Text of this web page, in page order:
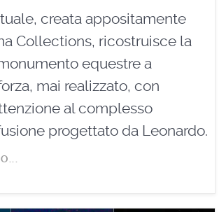
creata appositamente
Collections, ricostruisce la
equestre a
mai realizzato, con
al complesso
progettato da Leonardo.